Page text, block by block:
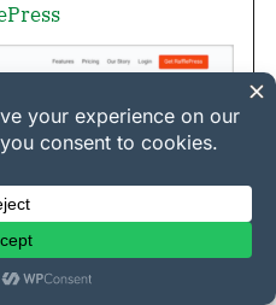
auf Ihren Social-
Veranstalten Sie einen